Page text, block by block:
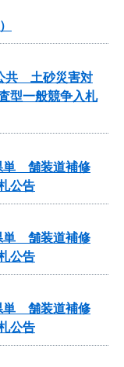
共 土砂災害対
型一般競争入札
単 舗装道補修
公告
単 舗装道補修
公告
単 舗装道補修
公告